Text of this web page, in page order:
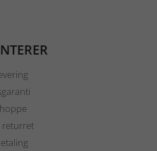
returret